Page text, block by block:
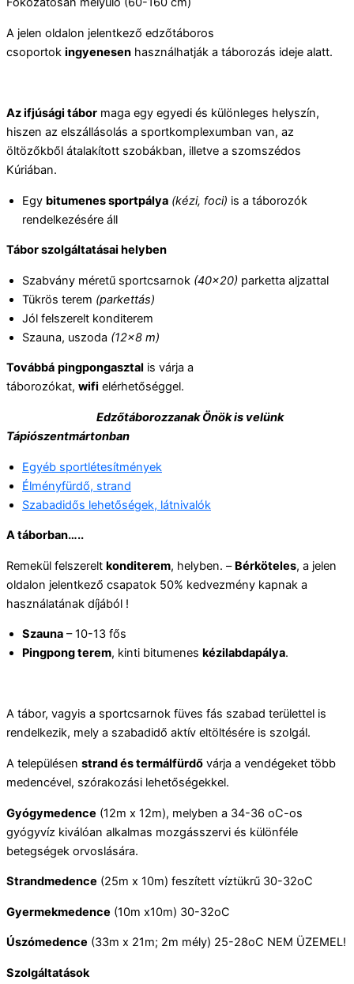
A jelen oldalon jelentkező edzőtáboros
csoportok ingyenesen használhatják a táborozás ideje alatt.
Az ifjúsági tábor maga egy egyedi és különleges helyszín,
hiszen az elszállásolás a sportkomplexumban van, az
öltözőkből átalakított szobákban, illetve a szomszédos
Kúriában.
Egy bitumenes sportpálya (kézi, foci) is a táborozók
rendelkezésére áll
Tábor szolgáltatásai helyben
Szabvány méretű sportcsarnok (40×20) parketta aljzattal
Tükrös terem (parkettás)
Jól felszerelt konditerem
Szauna, uszoda (12×8 m)
Továbbá pingpongasztal is várja a
táborozókat, wifi elérhetőséggel.
Edzőtáborozzanak Önök is velünk
Tápiószentmártonban
Egyéb sportlétesítmények
Élményfürdő, strand
Szabadidős lehetőségek, látnivalók
A táborban…..
Remekül felszerelt konditerem, helyben. – Bérköteles, a jelen
oldalon jelentkező csapatok 50% kedvezmény kapnak a
használatának díjából !
Szauna – 10-13 fős
Pingpong terem, kinti bitumenes kézilabdapálya.
A tábor, vagyis a sportcsarnok füves fás szabad területtel is
rendelkezik, mely a szabadidő aktív eltöltésére is szolgál.
A településen strand és termálfürdő várja a vendégeket több
medencével, szórakozási lehetőségekkel.
Gyógymedence (12m x 12m), melyben a 34-36 oC-os
gyógyvíz kiválóan alkalmas mozgásszervi és különféle
betegségek orvoslására.
Strandmedence (25m x 10m) feszített víztükrű 30-32oC
Gyermekmedence (10m x10m) 30-32oC
Úszómedence (33m x 21m; 2m mély) 25-28oC NEM ÜZEMEL!
Szolgáltatások